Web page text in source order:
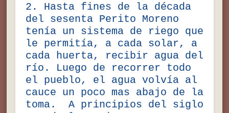
2. Hasta fines de la década
del sesenta Perito Moreno
tenía un sistema de riego que
le permitía, a cada solar, a
cada huerta, recibir agua del
río. Luego de recorrer todo
el pueblo, el agua volvía al
cauce un poco mas abajo de la
toma. A principios del siglo